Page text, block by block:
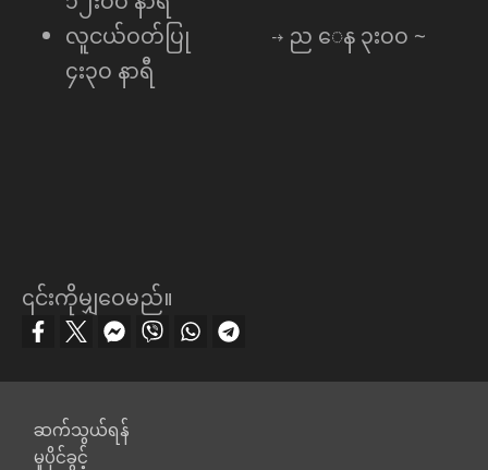
လူငယ်ဝတ်ပြု ⇢ ည ေန ၃း၀၀ ~
၄း၃၀ နာရီ
၎င်းကိုမျှဝေမည်။
Footer
ဆက်သွယ်ရန်
မူပိုင်ခွင့်